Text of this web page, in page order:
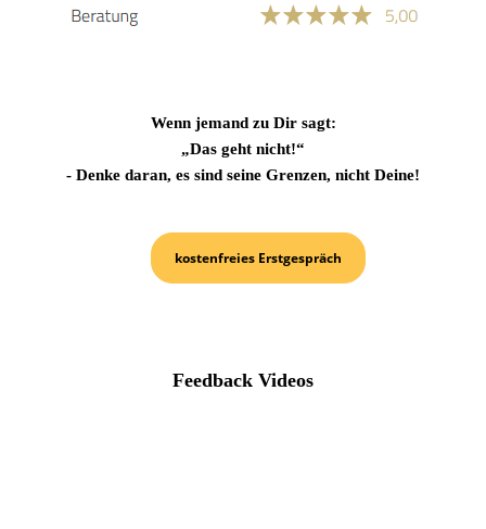
Wenn jemand zu Dir sagt:
„Das geht nicht!“
- Denke daran, es sind seine Grenzen, nicht Deine!
kostenfreies Erstgespräch
Feedback Videos